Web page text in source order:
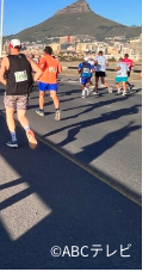
©️ABCテレビ